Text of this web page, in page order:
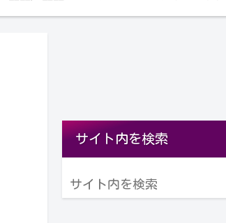
サイト内を検索